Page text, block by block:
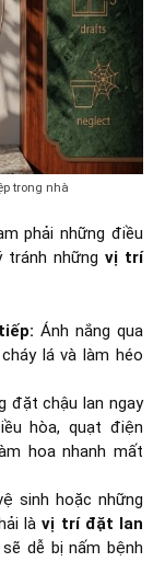
trong nhà
phải những điều
tránh những vị trí
Ánh nắng qua
lá và làm héo
đặt chậu lan ngay
hòa, quạt điện
hoa nhanh mất
sinh hoặc những
làvị trí đặt lan
dễ bị nấm bệnh